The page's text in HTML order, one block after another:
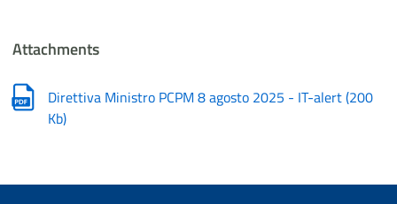
Attachments
Direttiva Ministro PCPM 8 agosto 2025 - IT-alert(200
Kb)